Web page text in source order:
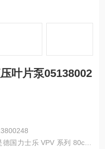
叶片泵05138002
国力士乐 VPV 系列 80cm³